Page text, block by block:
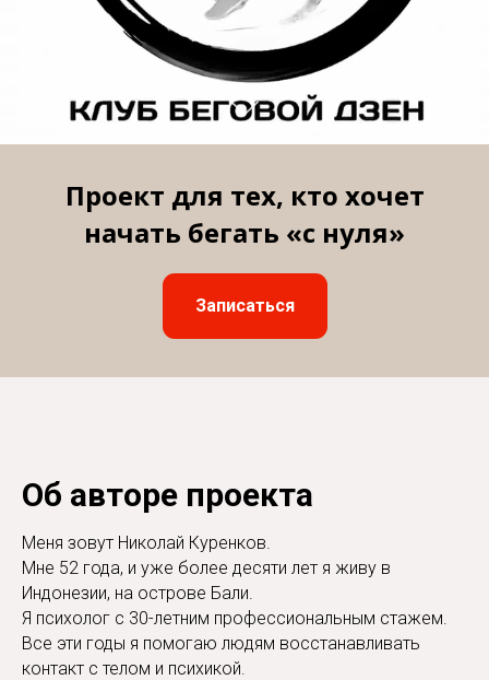
Проект для тех, кто хочет
начать бегать «с нуля»
Записаться
Об авторе проекта
Меня зовут Николай Куренков.
Мне 52 года, и уже более десяти лет я живу в
Индонезии, на острове Бали.
Я психолог с 30-летним профессиональным стажем.
Все эти годы я помогаю людям восстанавливать
контакт с телом и психикой.